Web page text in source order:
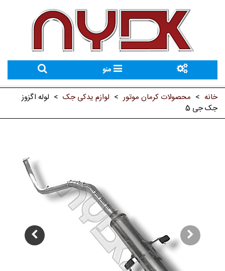
منو
خانه > محصولات کرمان موتور > لوازم یدکی جک > لوله اگزوز
جک جی 5